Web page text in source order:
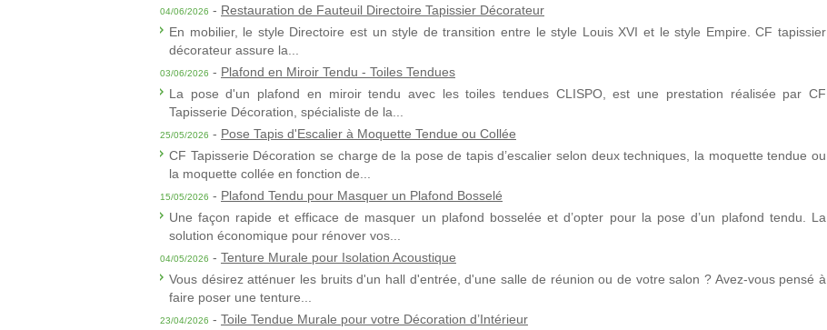
04/06/2026 - Restauration de Fauteuil Directoire Tapissier Décorateur
En mobilier, le style Directoire est un style de transition entre le style Louis XVI et le style Empire. CF tapissier
décorateur assure la...
03/06/2026 - Plafond en Miroir Tendu - Toiles Tendues
La pose d'un plafond en miroir tendu avec les toiles tendues CLISPO, est une prestation réalisée par CF
Tapisserie Décoration, spécialiste de la...
25/05/2026 - Pose Tapis d'Escalier à Moquette Tendue ou Collée
CF Tapisserie Décoration se charge de la pose de tapis d’escalier selon deux techniques, la moquette tendue ou
la moquette collée en fonction de...
15/05/2026 - Plafond Tendu pour Masquer un Plafond Bosselé
Une façon rapide et efficace de masquer un plafond bosselée et d’opter pour la pose d’un plafond tendu. La
solution économique pour rénover vos...
04/05/2026 - Tenture Murale pour Isolation Acoustique
Vous désirez atténuer les bruits d'un hall d'entrée, d'une salle de réunion ou de votre salon ? Avez-vous pensé à
faire poser une tenture...
23/04/2026 - Toile Tendue Murale pour votre Décoration d’Intérieur